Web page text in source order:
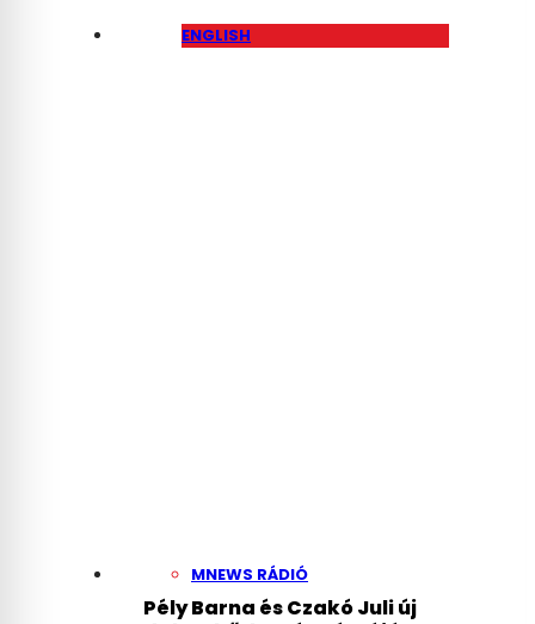
ENGLISH
MNEWS RÁDIÓ
Pély Barna és Czakó Juli új